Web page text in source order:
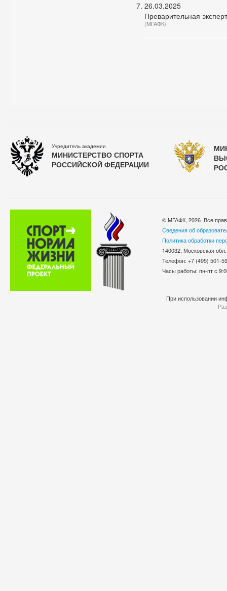
26.03.2025
Преварительная
(МГАФК)
Учредитель академии
МИНИСТЕРСТВО СПОРТА
РОССИЙСКОЙ ФЕДЕРАЦИИ
© МГАФК, 2026. Все
Сведения об
Политика обработки
140032, Московская
Телефон: +7 (495)
Часы работы: пн-пт с
При использовании